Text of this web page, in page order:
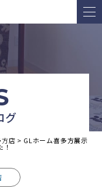
グ
店 > GLホーム喜多方展示
！